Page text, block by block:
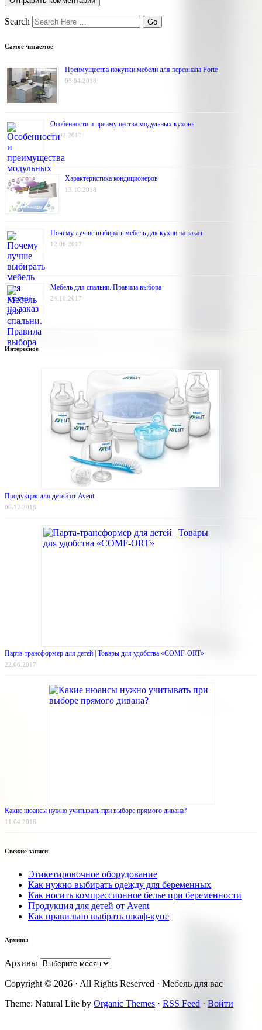
Search
Самое читаемое
Преимущества покупки мебели для персонала Porte
05.04.2018
Особенности и преимущества модульных кухонь
14.02.2017
Характеристика кондиционеров
13.10.2018
Почему лучше выбирать мебель для кухни на заказ
12.06.2017
Мебель для спальни. Правила выбора
24.10.2017
Интересное
Продукция для детей от Avent
06.12.2018
Парта-трансформер для детей | Товары для удобства «COMF-ORT»
22.06.2017
Какие нюансы нужно учитывать при выборе прямого дивана?
11.04.2016
Свежие записи
Этикетировочное оборудование
Как нужно выбирать одежду для беременных
Как носить компрессионное белье при беременности
Продукция для детей от Avent
Как правильно выбрать шкаф-купе
Архивы
Архивы
Copyright © 2026 · All Rights Reserved · Мебель для вас
Theme: Natural Lite by Organic Themes · RSS Feed · Войти